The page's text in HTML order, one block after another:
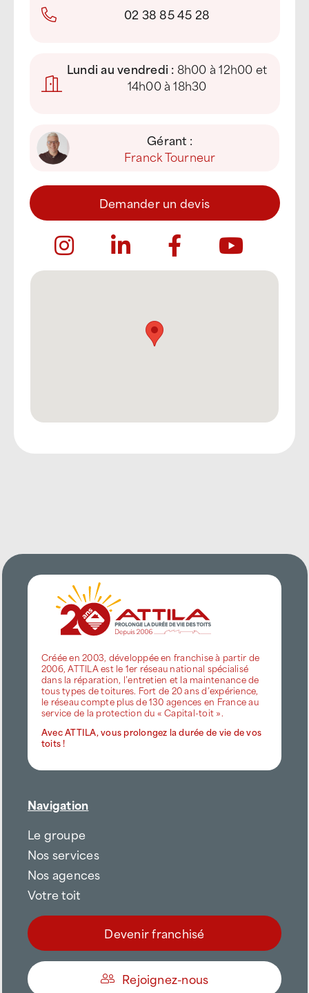
02 38 85 45 28
Lundi au vendredi : 8h00 à 12h00 et
14h00 à 18h30
Gérant :
Franck Tourneur
Demander un devis
Créée en 2003, développée en franchise à partir de
2006, ATTILA est le 1er réseau national spécialisé
dans la réparation, l’entretien et la maintenance de
tous types de toitures. Fort de 20 ans d’expérience,
le réseau compte plus de 130 agences en France au
service de la protection du « Capital-toit ».
Avec ATTILA, vous prolongez la durée de vie de vos
toits !
Navigation
Le groupe
Nos services
Nos agences
Votre toit
Devenir franchisé
Rejoignez-nous